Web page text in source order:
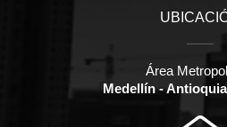
Área
Medellín -